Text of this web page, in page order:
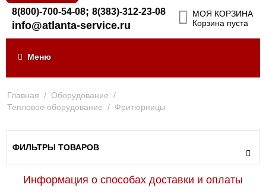
8(800)-700-54-08; 8(383)-312-23-08
info@atlanta-service.ru
МОЯ КОРЗИНА
Корзина пуста
Меню
Главная / Оборудование /
Тепловое оборудование / Фритюрницы
ФИЛЬТРЫ ТОВАРОВ
Информация о способах доставки и оплаты